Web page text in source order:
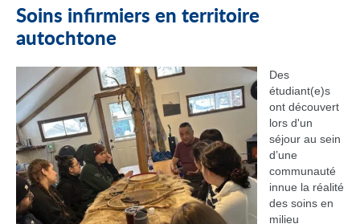
Soins infirmiers en territoire
autochtone
Des
étudiant(e)s
ont découvert
lors d'un
séjour au sein
d’une
communauté
innue la réalité
des soins en
milieu